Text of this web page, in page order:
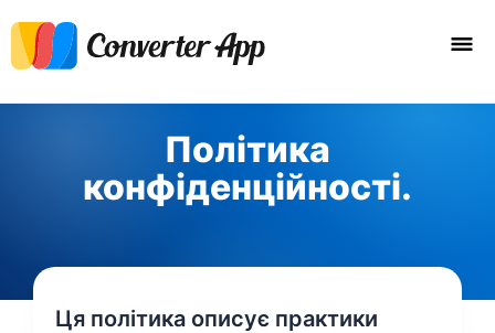
Політика
конфіденційності.
Ця політика описує практики